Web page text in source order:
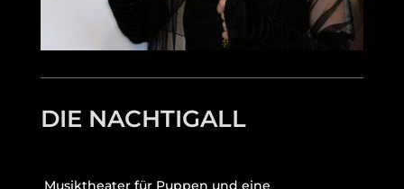
DIE NACHTIGALL
Musiktheater für Puppen und eine